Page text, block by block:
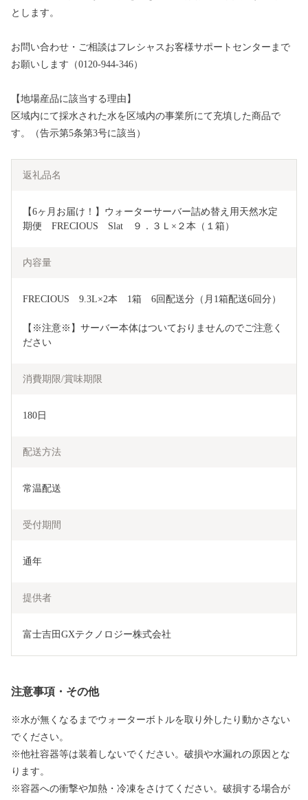
とします。
お問い合わせ・ご相談はフレシャスお客様サポートセンターまで
お願いします（0120-944-346）
【地場産品に該当する理由】
区域内にて採水された水を区域内の事業所にて充填した商品で
す。（告示第5条第3号に該当）
返礼品名
【6ヶ月お届け！】ウォーターサーバー詰め替え用天然水定
期便　FRECIOUS　Slat　９．３Ｌ×２本（１箱）
内容量
FRECIOUS　9.3L×2本　1箱　6回配送分（月1箱配送6回分）
【※注意※】サーバー本体はついておりませんのでご注意く
ださい
消費期限/賞味期限
180日
配送方法
常温配送
受付期間
通年
提供者
富士吉田GXテクノロジー株式会社
注意事項・その他
※水が無くなるまでウォーターボトルを取り外したり動かさない
でください。
※他社容器等は装着しないでください。破損や水漏れの原因とな
ります。
※容器への衝撃や加熱・冷凍をさけてください。破損する場合が